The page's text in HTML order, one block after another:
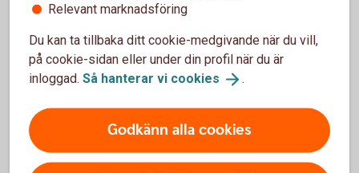
Kontakta
Xiaomi
Relevant marknadsföring
Du kan ta tillbaka ditt cookie-medgivande när du vill,
på cookie-sidan eller under din profil när du är
inloggad. Så hanterar vi cookies .
Godkänn alla cookies